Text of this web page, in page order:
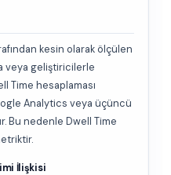
kesin olarak ölçülen
veya geliştiricilerle
Time hesaplaması
Analytics veya üçüncü
Bu nedenle Dwell Time
İlişkisi